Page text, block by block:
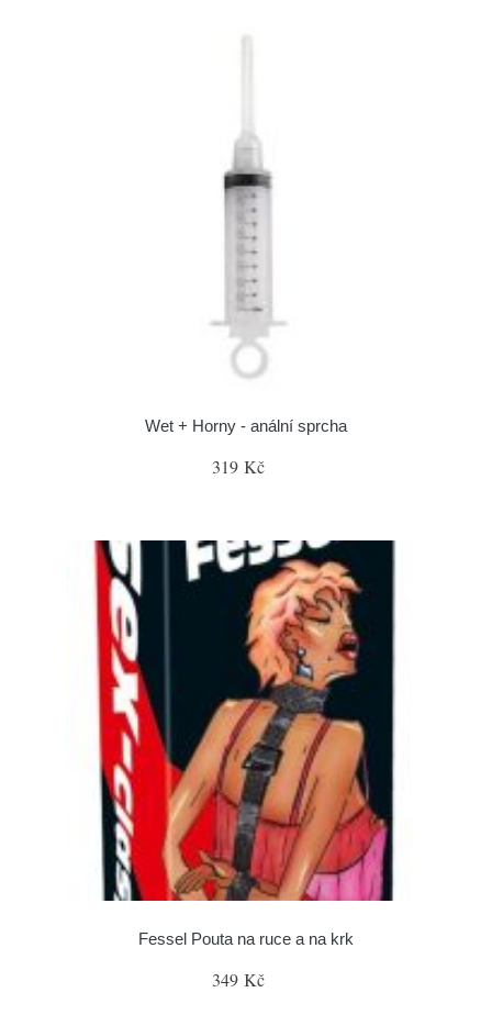
Wet + Horny - anální sprcha
319 Kč
Fessel Pouta na ruce a na krk
349 Kč